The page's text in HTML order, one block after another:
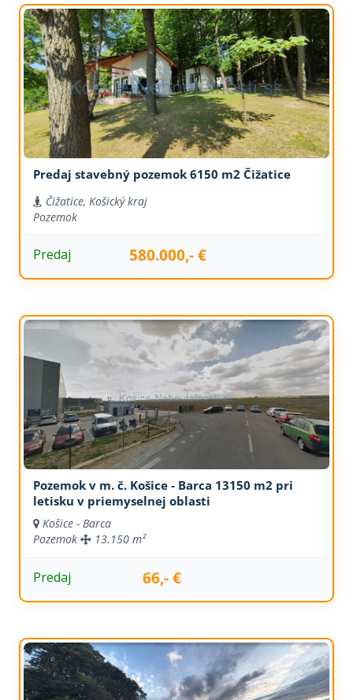
Predaj stavebný pozemok 6150 m2 Čižatice
Čižatice, Košický kraj
Pozemok
Predaj 580.000,- €
Pozemok v m. č. Košice - Barca 13150 m2 pri
letisku v priemyselnej oblasti
Košice - Barca
Pozemok
13.150 m²
Predaj 66,- €